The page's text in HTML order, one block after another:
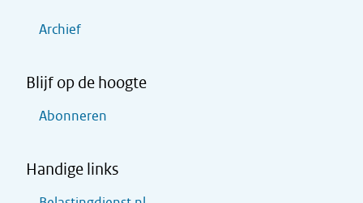
Archief
Blijf op de hoogte
Abonneren
Handige links